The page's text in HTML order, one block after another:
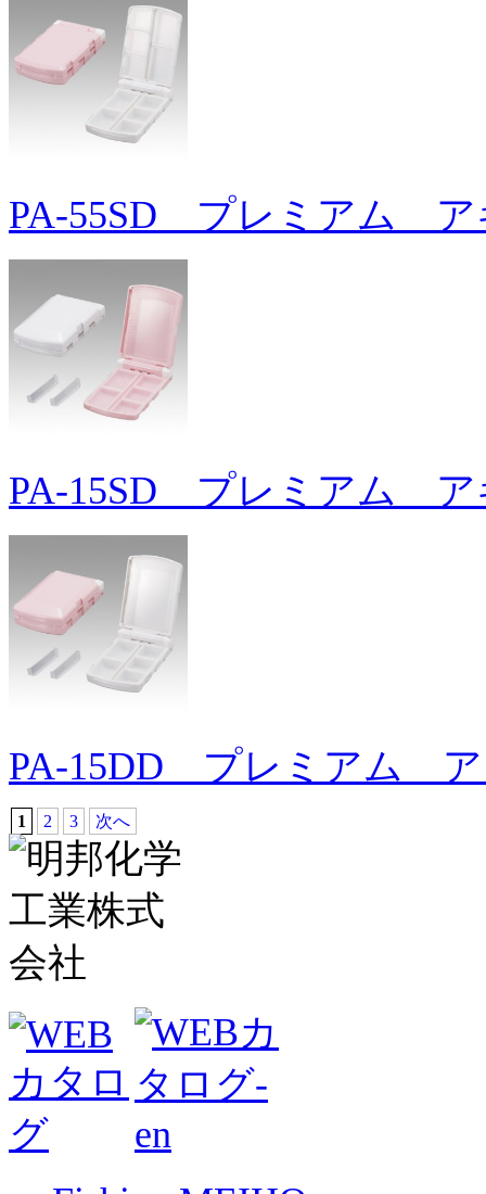
PA-55SD プレミアム ア
PA-15SD プレミアム ア
PA-15DD プレミアム ア
1 2 3 次へ